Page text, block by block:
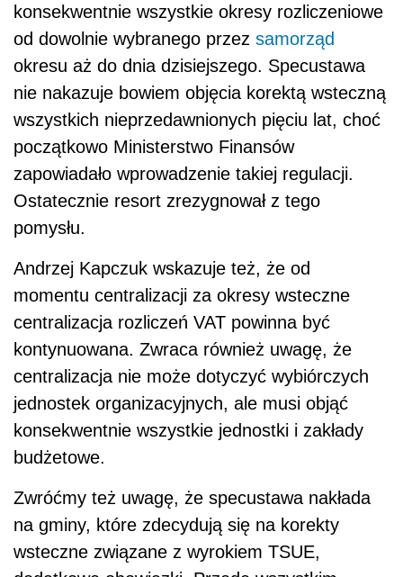
konsekwentnie wszystkie okresy rozliczeniowe
od dowolnie wybranego przez samorząd
okresu aż do dnia dzisiejszego. Specustawa
nie nakazuje bowiem objęcia korektą wsteczną
wszystkich nieprzedawnionych pięciu lat, choć
początkowo Ministerstwo Finansów
zapowiadało wprowadzenie takiej regulacji.
Ostatecznie resort zrezygnował z tego
pomysłu.
Andrzej Kapczuk wskazuje też, że od
momentu centralizacji za okresy wsteczne
centralizacja rozliczeń VAT powinna być
kontynuowana. Zwraca również uwagę, że
centralizacja nie może dotyczyć wybiórczych
jednostek organizacyjnych, ale musi objąć
konsekwentnie wszystkie jednostki i zakłady
budżetowe.
Zwróćmy też uwagę, że specustawa nakłada
na gminy, które zdecydują się na korekty
wsteczne związane z wyrokiem TSUE,